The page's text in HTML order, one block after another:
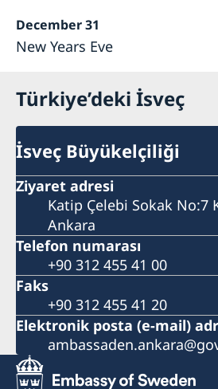
December 31
New Years Eve
Türkiye’deki İsveç
İsveç Büyükelçiliği
Ziyaret adresi
Katip Çelebi Sokak No:7
Ankara
Telefon numarası
+90 312 455 41 00
Faks
+90 312 455 41 20
Elektronik posta (e-mail)